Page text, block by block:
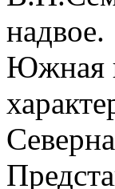
надвое.
Южная